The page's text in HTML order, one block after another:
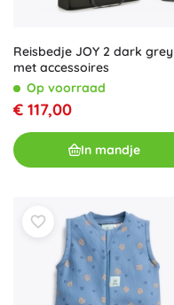
Reisbedje JOY 2 dark grey
met accessoires
Op voorraad
€ 117,00
In mandje